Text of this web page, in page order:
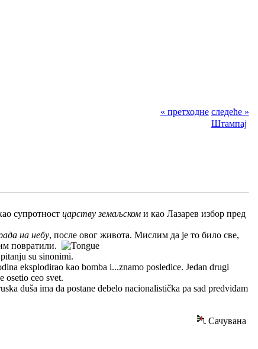
« претходне следеће »
Штампај
супротност царству земаљском и као Лазарев избор пред
на небу, после овог живота. Мислим да је то било све,
повратили.
su sinonimi.
eksplodirao kao bomba i...znamo posledice. Jedan drugi
osetio ceo svet.
duša ima da postane debelo nacionalistička pa sad predviđam
Сачувана